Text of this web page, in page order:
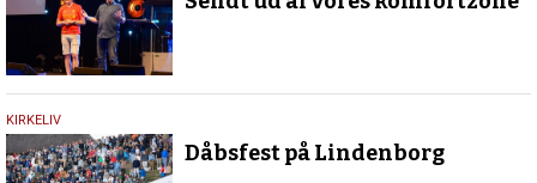
2023
21.
juli
2023
KIRKELIV
Dåbsfest på Lindenborg